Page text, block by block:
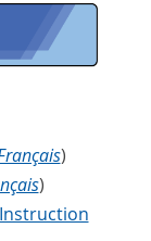
)
)